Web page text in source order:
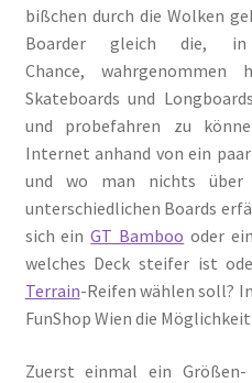
bißchen durch die Wolken
Boarder gleich die, in
Chance, wahrgenommen
Skateboards und
und probefahren zu
Internet anhand von ein
und wo man nichts über
unterschiedlichen Boards
sich einGT Bamboo oder ein
welches Deck steifer ist
Terrain-Reifen wählen soll?
FunShop Wien die
Zuerst einmal ein Größen-